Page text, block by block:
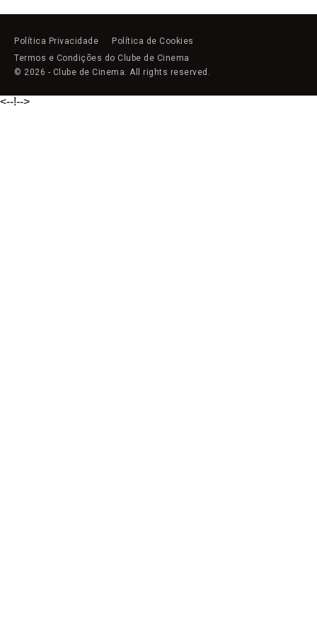
Política Privacidade
Política de Cookies
Termos e Condições do Clube de Cinema
© 2026 - Clube de Cinema. All rights reserved.
<--!-->